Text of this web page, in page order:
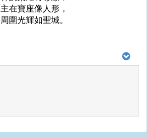
主在寶座像人形，
周圍光輝如聖城。